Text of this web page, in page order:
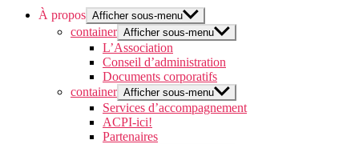
À propos Afficher sous-menu
container Afficher sous-menu
L’Association
Conseil d’administration
Documents corporatifs
container Afficher sous-menu
Services d’accompagnement
ACPI-ici!
Partenaires